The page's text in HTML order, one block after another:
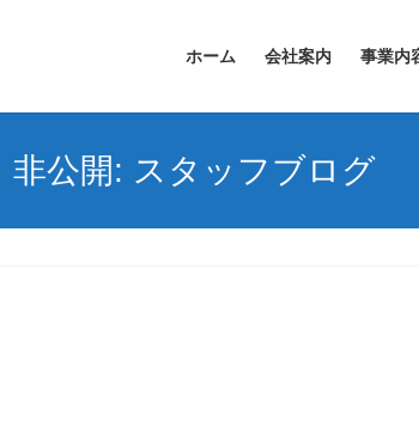
ホーム 会社案内 事業内
非公開: スタッフブログ